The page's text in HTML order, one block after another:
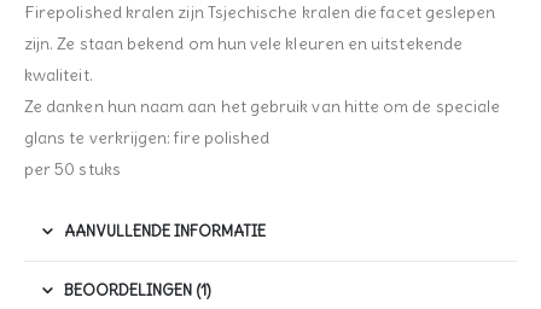
Firepolished kralen zijn Tsjechische kralen die facet geslepen
zijn. Ze staan bekend om hun vele kleuren en uitstekende
kwaliteit.
Ze danken hun naam aan het gebruik van hitte om de speciale
glans te verkrijgen: fire polished
per 50 stuks
AANVULLENDE INFORMATIE
BEOORDELINGEN (1)